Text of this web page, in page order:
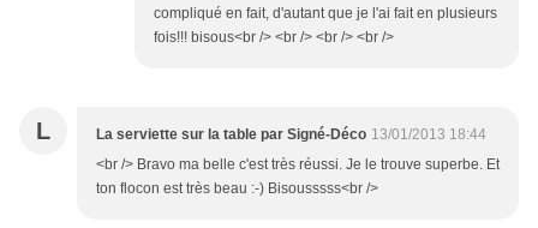
compliqué en fait, d'autant que je l'ai fait en plusieurs
fois!!! bisous<br /> <br /> <br /> <br />
L La serviette sur la table par Signé-Déco 13/01/2013 18:44
<br /> Bravo ma belle c'est très réussi. Je le trouve superbe. Et
ton flocon est très beau :-) Bisousssss<br />